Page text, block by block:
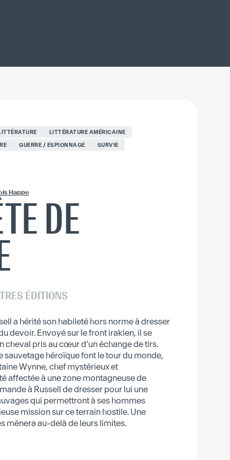
LITTÉRATURE AMÉRICAINE
GUERRE / ESPIONNAGE SURVIE
Happe DE
ÉDITIONS
a hérité son habileté hors norme à dresser
devoir. Envoyé sur le front irakien, il se
cheval pris au cœur d’un échange de tirs.
sauvetage héroïque font le tour du monde,
Wynne, chef mystérieux et
affectée à une zone montagneuse de
à Russell de dresser pour lui une
qui permettront à ses hommes
mission sur ce terrain hostile. Une
mènera au-delà de leurs limites.